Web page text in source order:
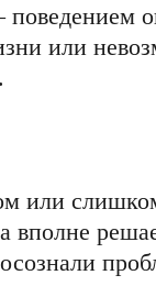
поведением
или
или
вполне